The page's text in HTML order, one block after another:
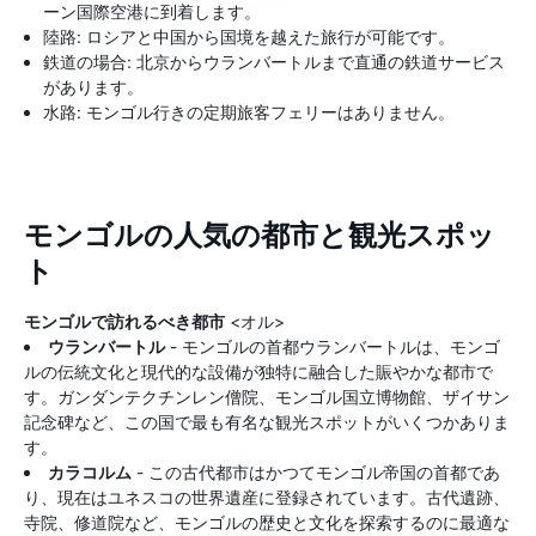
ーン国際空港に到着します。
陸路: ロシアと中国から国境を越えた旅行が可能です。
鉄道の場合: 北京からウランバートルまで直通の鉄道サービス
があります。
水路: モンゴル行きの定期旅客フェリーはありません。
モンゴルの人気の都市と観光スポッ
ト
モンゴルで訪れるべき都市 <オル>
ウランバートル- モンゴルの首都ウランバートルは、モンゴ
ルの伝統文化と現代的な設備が独特に融合した賑やかな都市で
す。ガンダンテクチンレン僧院、モンゴル国立博物館、ザイサン
記念碑など、この国で最も有名な観光スポットがいくつかありま
す。
カラコルム - この古代都市はかつてモンゴル帝国の首都であ
り、現在はユネスコの世界遺産に登録されています。古代遺跡、
寺院、修道院など、モンゴルの歴史と文化を探索するのに最適な